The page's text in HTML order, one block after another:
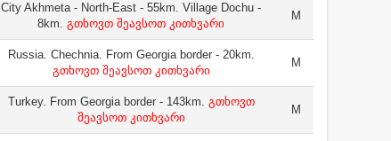
City Akhmeta - North-East - 55km. Village Dochu -
8km. გთხოვთ შეავსოთ კითხვარი
M
Russia. Chechnia. From Georgia border - 20km.
გთხოვთ შეავსოთ კითხვარი
M
Turkey. From Georgia border - 143km. გთხოვთ
შეავსოთ კითხვარი
M